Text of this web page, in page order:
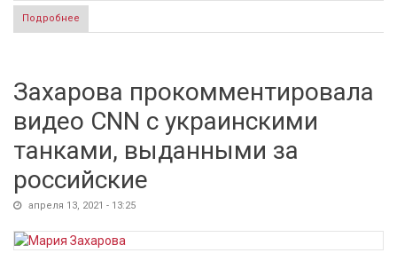
Подробнее
MasterCard и Visa по причине санкций
Захарова прокомментировала
видео CNN с украинскими
танками, выданными за
российские
апреля 13, 2021 - 13:25